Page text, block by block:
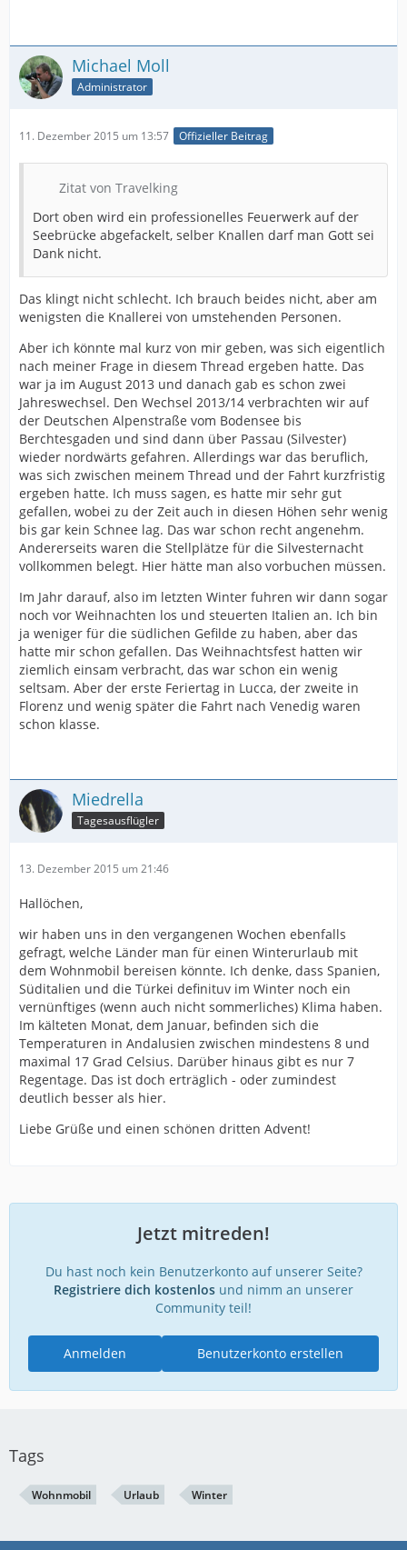
Michael Moll
Administrator
11. Dezember 2015 um 13:57 Offizieller Beitrag
Zitat von Travelking
Dort oben wird ein professionelles Feuerwerk auf der
Seebrücke abgefackelt, selber Knallen darf man Gott sei
Dank nicht.
Das klingt nicht schlecht. Ich brauch beides nicht, aber am
wenigsten die Knallerei von umstehenden Personen.
Aber ich könnte mal kurz von mir geben, was sich eigentlich
nach meiner Frage in diesem Thread ergeben hatte. Das
war ja im August 2013 und danach gab es schon zwei
Jahreswechsel. Den Wechsel 2013/14 verbrachten wir auf
der Deutschen Alpenstraße vom Bodensee bis
Berchtesgaden und sind dann über Passau (Silvester)
wieder nordwärts gefahren. Allerdings war das beruflich,
was sich zwischen meinem Thread und der Fahrt kurzfristig
ergeben hatte. Ich muss sagen, es hatte mir sehr gut
gefallen, wobei zu der Zeit auch in diesen Höhen sehr wenig
bis gar kein Schnee lag. Das war schon recht angenehm.
Andererseits waren die Stellplätze für die Silvesternacht
vollkommen belegt. Hier hätte man also vorbuchen müssen.
Im Jahr darauf, also im letzten Winter fuhren wir dann sogar
noch vor Weihnachten los und steuerten Italien an. Ich bin
ja weniger für die südlichen Gefilde zu haben, aber das
hatte mir schon gefallen. Das Weihnachtsfest hatten wir
ziemlich einsam verbracht, das war schon ein wenig
seltsam. Aber der erste Feriertag in Lucca, der zweite in
Florenz und wenig später die Fahrt nach Venedig waren
schon klasse.
Miedrella
Tagesausflügler
13. Dezember 2015 um 21:46
Hallöchen,
wir haben uns in den vergangenen Wochen ebenfalls
gefragt, welche Länder man für einen Winterurlaub mit
dem Wohnmobil bereisen könnte. Ich denke, dass Spanien,
Süditalien und die Türkei definituv im Winter noch ein
vernünftiges (wenn auch nicht sommerliches) Klima haben.
Im kälteten Monat, dem Januar, befinden sich die
Temperaturen in Andalusien zwischen mindestens 8 und
maximal 17 Grad Celsius. Darüber hinaus gibt es nur 7
Regentage. Das ist doch erträglich - oder zumindest
deutlich besser als hier.
Liebe Grüße und einen schönen dritten Advent!
Jetzt mitreden!
Du hast noch kein Benutzerkonto auf unserer Seite?
Registriere dich kostenlos und nimm an unserer
Community teil!
Benutzerkonto erstellen
Anmelden
Tags
Wohnmobil Urlaub Winter